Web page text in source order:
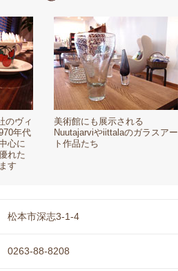
のヴィ
年代
心に
れた
す
美術館にも展示される
Nuutajarviやiittalaのガラスアー
ト作品たち
松本市深志3-1-4
0263-88-8208